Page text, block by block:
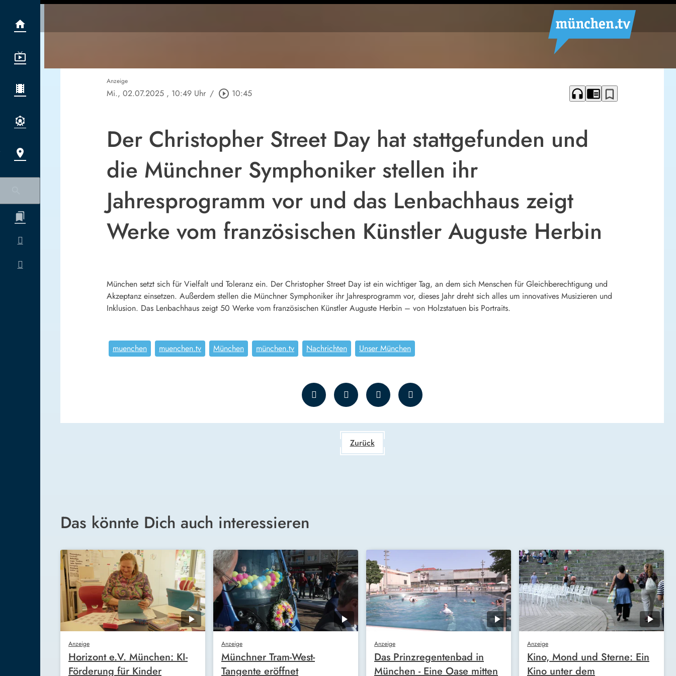
Anzeige
Mi., 02.07.2025 , 10:49 Uhr / play_circle_outline 10:45 headphones chrome_reader_mode bookmark_border
Der Christopher Street Day hat stattgefunden und
die Münchner Symphoniker stellen ihr
Jahresprogramm vor und das Lenbachhaus zeigt
Werke vom französischen Künstler Auguste Herbin
München setzt sich für Vielfalt und Toleranz ein. Der Christopher Street Day ist ein wichtiger Tag, an dem sich Menschen für Gleichberechtigung und
Akzeptanz einsetzen. Außerdem stellen die Münchner Symphoniker ihr Jahresprogramm vor, dieses Jahr dreht sich alles um innovatives Musizieren und
Inklusion. Das Lenbachhaus zeigt 50 Werke vom französischen Künstler Auguste Herbin – von Holzstatuen bis Portraits.
muenchen muenchen.tv München münchen.tv Nachrichten Unser München
Zurück
Das könnte Dich auch interessieren
Anzeige
Horizont e.V. München: KI-
Förderung für Kinder
Anzeige
Münchner Tram-West-
Tangente eröffnet
Anzeige
Das Prinzregentenbad in
München - Eine Oase mitten
Anzeige
Kino, Mond und Sterne: Ein
Kino unter dem